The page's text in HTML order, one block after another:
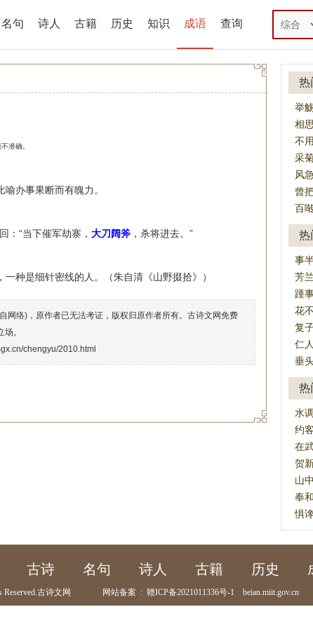
名句 诗人 古籍 历史 知识 成语 查询
准确。
办事果断而有魄力。
：“当下催军劫寨， 大刀阔斧 ，杀将进去。”
种是细针密线的人。（朱自清《山野掇拾》）
网络)，原作者已无法考证，版权归原作者所有。古诗文网免费
。
chengyu/2010.html
热
举
相
不
采
风
曾
百
热
事
芳
踵
花
复
仁
垂
热
水
约
在
贺
山
奉
惧
古诗 名句 诗人 古籍 历史
古诗文网 网站备案 : 赣ICP备2021011336号-1 beian.miit.gov.cn